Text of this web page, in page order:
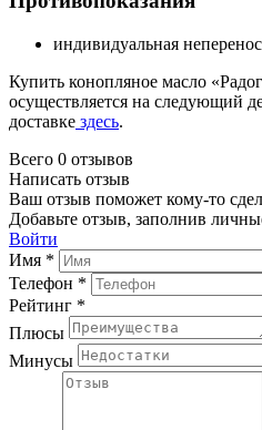
индивидуальная
Купить конопляное масло
осуществляется на следующий
доставке здесь.
Всего 0 отзывов
Написать отзыв
Ваш отзыв поможет кому-то
Добавьте отзыв, заполнив
Войти
Имя *
Телефон *
Рейтинг *
Плюсы
Минусы